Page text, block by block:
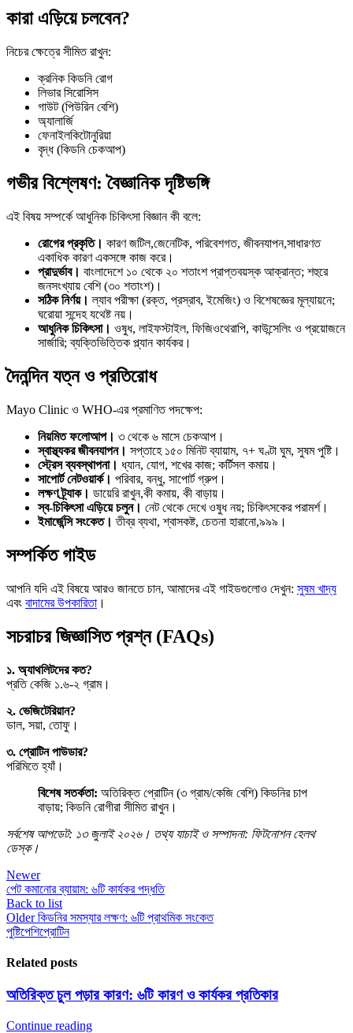
কারা এড়িয়ে চলবেন?
নিচের ক্ষেত্রে সীমিত রাখুন:
ক্রনিক কিডনি রোগ
লিভার সিরোসিস
গাউট (পিউরিন বেশি)
অ্যালার্জি
ফেনাইলকিটোনুরিয়া
বৃদ্ধ (কিডনি চেকআপ)
গভীর বিশ্লেষণ: বৈজ্ঞানিক দৃষ্টিভঙ্গি
এই বিষয় সম্পর্কে আধুনিক চিকিৎসা বিজ্ঞান কী বলে:
রোগের প্রকৃতি। কারণ জটিল,জেনেটিক, পরিবেশগত, জীবনযাপন,সাধারণত
একাধিক কারণ একসঙ্গে কাজ করে।
প্রাদুর্ভাব। বাংলাদেশে ১০ থেকে ২০ শতাংশ প্রাপ্তবয়স্ক আক্রান্ত; শহুরে
জনসংখ্যায় বেশি (৩০ শতাংশ)।
সঠিক নির্ণয়। ল্যাব পরীক্ষা (রক্ত, প্রস্রাব, ইমেজিং) ও বিশেষজ্ঞের মূল্যায়নে;
ঘরোয়া সন্দেহ যথেষ্ট নয়।
আধুনিক চিকিৎসা। ওষুধ, লাইফস্টাইল, ফিজিওথেরাপি, কাউন্সেলিং ও প্রয়োজনে
সার্জারি; ব্যক্তিভিত্তিক প্ল্যান কার্যকর।
দৈনন্দিন যত্ন ও প্রতিরোধ
Mayo Clinic ও WHO-এর প্রমাণিত পদক্ষেপ:
নিয়মিত ফলোআপ। ৩ থেকে ৬ মাসে চেকআপ।
স্বাস্থ্যকর জীবনযাপন। সপ্তাহে ১৫০ মিনিট ব্যায়াম, ৭+ ঘণ্টা ঘুম, সুষম পুষ্টি।
স্ট্রেস ব্যবস্থাপনা। ধ্যান, যোগ, শখের কাজ; কর্টিসল কমায়।
সাপোর্ট নেটওয়ার্ক। পরিবার, বন্ধু, সাপোর্ট গ্রুপ।
লক্ষণ ট্র্যাক। ডায়েরি রাখুন,কী কমায়, কী বাড়ায়।
স্ব-চিকিৎসা এড়িয়ে চলুন। নেট থেকে দেখে ওষুধ নয়; চিকিৎসকের পরামর্শ।
ইমার্জেন্সি সংকেত। তীব্র ব্যথা, শ্বাসকষ্ট, চেতনা হারানো,৯৯৯।
সম্পর্কিত গাইড
আপনি যদি এই বিষয়ে আরও জানতে চান, আমাদের এই গাইডগুলোও দেখুন: সুষম খাদ্য
এবং বাদামের উপকারিতা ।
সচরাচর জিজ্ঞাসিত প্রশ্ন (FAQs)
১. অ্যাথলিটদের কত?
প্রতি কেজি ১.৬-২ গ্রাম।
২. ভেজিটেরিয়ান?
ডাল, সয়া, তোফু।
৩. প্রোটিন পাউডার?
পরিমিতে হ্যাঁ।
বিশেষ সতর্কতা: অতিরিক্ত প্রোটিন (৩ গ্রাম/কেজি বেশি) কিডনির চাপ
বাড়ায়; কিডনি রোগীরা সীমিত রাখুন।
সর্বশেষ আপডেট: ১৩ জুলাই ২০২৬। তথ্য যাচাই ও সম্পাদনা: ফিটনোশন হেলথ
ডেস্ক।
Newer
পেট কমানোর ব্যায়াম: ৬টি কার্যকর পদ্ধতি
Back to list
Older কিডনির সমস্যার লক্ষণ: ৬টি প্রাথমিক সংকেত
পুষ্টিপেশিপ্রোটিন
Related posts
অতিরিক্ত চুল পড়ার কারণ: ৬টি কারণ ও কার্যকর প্রতিকার
Continue reading